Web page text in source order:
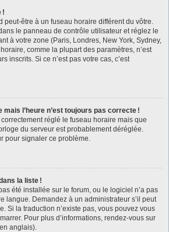
!
peut-être à un fuseau horaire différent du vôtre.
le panneau de contrôle utilisateur et réglez le
à votre zone (Paris, Londres, New York, Sydney,
comme la plupart des paramètres, n’est
inscrits. Si ce n’est pas votre cas, c’est
mais l’heure n’est toujours pas correcte !
réglé le fuseau horaire mais que
du serveur est probablement déréglée.
pour signaler ce problème.
la liste !
été installée sur le forum, ou le logiciel n’a pas
langue. Demandez à un administrateur s’il peut
Si la traduction n’existe pas, vous pouvez vous
Pour plus d’informations, rendez-vous sur
anglais).